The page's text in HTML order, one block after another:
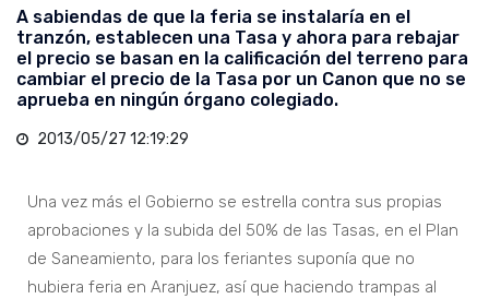
A sabiendas de que la feria se instalaría en el
tranzón, establecen una Tasa y ahora para rebajar
el precio se basan en la calificación del terreno para
cambiar el precio de la Tasa por un Canon que no se
aprueba en ningún órgano colegiado.
2013/05/27 12:19:29
Una vez más el Gobierno se estrella contra sus propias
aprobaciones y la subida del 50% de las Tasas, en el Plan
de Saneamiento, para los feriantes suponía que no
hubiera feria en Aranjuez, así que haciendo trampas al